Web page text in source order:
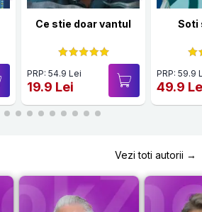
Ce stie doar vantul
PRP: 54.9 Lei
19.9 Lei
Soti
PRP: 59.9
49.9
Vezi toti autorii →